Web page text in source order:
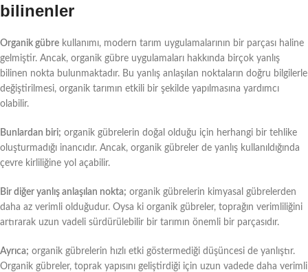
bilinenler
Organik gübre kullanımı, modern tarım uygulamalarının bir parçası haline
gelmiştir. Ancak, organik gübre uygulamaları hakkında birçok yanlış
bilinen nokta bulunmaktadır. Bu yanlış anlaşılan noktaların doğru bilgilerle
değiştirilmesi, organik tarımın etkili bir şekilde yapılmasına yardımcı
olabilir.
Bunlardan biri; organik gübrelerin doğal olduğu için herhangi bir tehlike
oluşturmadığı inancıdır. Ancak, organik gübreler de yanlış kullanıldığında
çevre kirliliğine yol açabilir.
Bir diğer yanlış anlaşılan nokta; organik gübrelerin kimyasal gübrelerden
daha az verimli olduğudur. Oysa ki organik gübreler, toprağın verimliliğini
artırarak uzun vadeli sürdürülebilir bir tarımın önemli bir parçasıdır.
Ayrıca; organik gübrelerin hızlı etki göstermediği düşüncesi de yanlıştır.
Organik gübreler, toprak yapısını geliştirdiği için uzun vadede daha verimli